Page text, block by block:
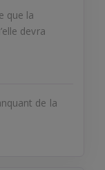
que la
devra
de la